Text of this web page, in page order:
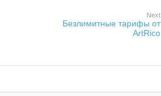
Next
Безлимитные тарифы от
ArtRico